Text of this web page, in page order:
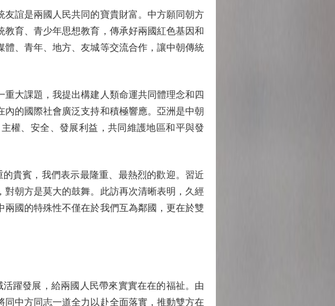
誼是兩國人民共同的寶貴財富。中方願同朝方
育、青少年思想教育，傳承好兩國紅色基因和
、青年、地方、友城等交流合作，讓中朝傳統
大課題，我提出構建人類命運共同體理念和四
的國際社會廣泛支持和積極響應。亞洲是中朝
權、安全、發展利益，共同維護地區和平與發
貴賓，我們表示最隆重、最熱烈的歡迎。習近
朝方是莫大的鼓舞。此訪再次清晰表明，久經
國的特殊性不僅在於我們互為鄰國，更在於雙
躍發展，給兩國人民帶來實實在在的福祉。由
中方同志一道全力以赴全面落實，推動雙方在